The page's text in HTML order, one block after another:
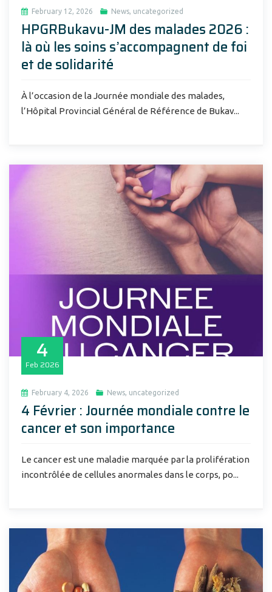
February 12, 2026 News, uncategorized
HPGRBukavu-JM des malades 2026 :
là où les soins s’accompagnent de foi
et de solidarité
À l’occasion de la Journée mondiale des malades,
l’Hôpital Provincial Général de Référence de Bukav...
4
Feb 2026
February 4, 2026 News, uncategorized
4 Février : Journée mondiale contre le
cancer et son importance
Le cancer est une maladie marquée par la prolifération
incontrôlée de cellules anormales dans le corps, po...